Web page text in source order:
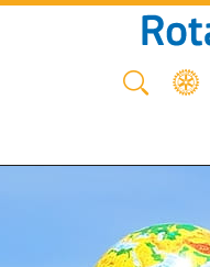
Panneau de gestion